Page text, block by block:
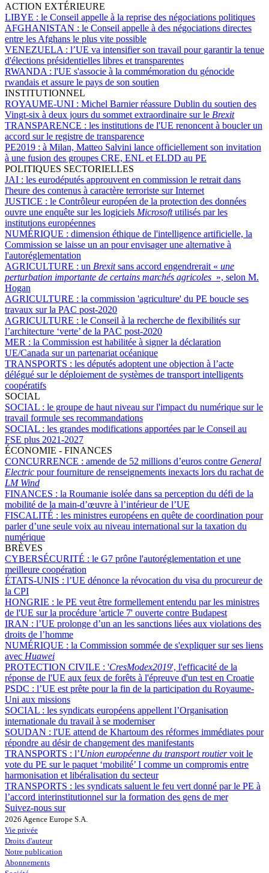
ACTION EXTÉRIEURE
LIBYE : le Conseil appelle à la reprise des négociations politiques
AFGHANISTAN : le Conseil appelle à des négociations directes
entre les Afghans le plus vite possible
VENEZUELA : l’UE va intensifier son travail pour garantir la tenue
d'élections présidentielles libres et transparentes
RWANDA : l'UE s'associe à la commémoration du génocide
rwandais et assure le pays de son soutien
INSTITUTIONNEL
ROYAUME-UNI : Michel Barnier réassure Dublin du soutien des
Vingt-six à deux jours du sommet extraordinaire sur le Brexit
TRANSPARENCE : les institutions de l'UE renoncent à boucler un
accord sur le registre de transparence
PE2019 : à Milan, Matteo Salvini lance officiellement son invitation
à une fusion des groupes CRE, ENL et ELDD au PE
POLITIQUES SECTORIELLES
JAI : les eurodéputés approuvent en commission le retrait dans
l'heure des contenus à caractère terroriste sur Internet
JUSTICE : le Contrôleur européen de la protection des données
ouvre une enquête sur les logiciels Microsoftutilisés par les
institutions européennes
NUMÉRIQUE : dimension éthique de l'intelligence artificielle, la
Commission se laisse un an pour envisager une alternative à
l'autoréglementation
AGRICULTURE : un Brexitsans accord engendrerait « une
perturbation importante de certains marchés agricoles », selon M.
Hogan
AGRICULTURE : la commission 'agriculture' du PE boucle ses
travaux sur la PAC post-2020
AGRICULTURE : le Conseil à la recherche de flexibilités sur
l’architecture ‘verte’ de la PAC post-2020
MER : la Commission est habilitée à signer la déclaration
UE/Canada sur un partenariat océanique
TRANSPORTS : les députés adoptent une objection à l’acte
délégué sur le déploiement de systèmes de transport intelligents
coopératifs
SOCIAL
SOCIAL : le groupe de haut niveau sur l'impact du numérique sur le
travail formule ses recommandations
SOCIAL : les grandes modifications apportées par le Conseil au
FSE plus 2021-2027
ÉCONOMIE - FINANCES
CONCURRENCE : amende de 52 millions d’euros contre General
Electric pour fourniture de renseignements inexacts lors du rachat de
LM Wind
FINANCES : la Roumanie isolée dans sa perception du défi de la
mobilité de la main-d’œuvre à l’intérieur de l’UE
FISCALITÉ : les ministres européens en quête de coordination pour
parler d’une seule voix au niveau international sur la taxation du
numérique
BRÈVES
CYBERSÉCURITÉ : le G7 prône l'autoréglementation et une
meilleure coopération
ÉTATS-UNIS : l’UE dénonce la révocation du visa du procureur de
la CPI
HONGRIE : le PE veut être formellement entendu par les ministres
de l'UE sur la procédure 'article 7' ouverte contre Budapest
IRAN : l’UE prolonge d’un an les sanctions liées aux violations des
droits de l’homme
NUMÉRIQUE : la Commission sommée de s'expliquer sur ses liens
avec Huawei
PROTECTION CIVILE : 'CresModex2019', l'efficacité de la
réponse de l'UE aux feux de forêts à l'épreuve d'un test en Croatie
PSDC : l’UE est prête pour la fin de la participation du Royaume-
Uni aux missions
SOCIAL : les syndicats européens appellent l’Organisation
internationale du travail à se moderniser
SOUDAN : l'UE attend de Khartoum des réformes immédiates pour
répondre au désir de changement des manifestants
TRANSPORTS : l’Union européenne du transport routiervoit le
vote du PE sur le paquet ‘mobilité’ I comme un compromis entre
harmonisation et libéralisation du secteur
TRANSPORTS : les syndicats saluent le feu vert donné par le PE à
l’accord interinstitutionnel sur la formation des gens de mer
Suivez-nous sur
2026 Agence Europe S.A.
Vie privée
Droits d'auteur
Notre publication
Abonnements